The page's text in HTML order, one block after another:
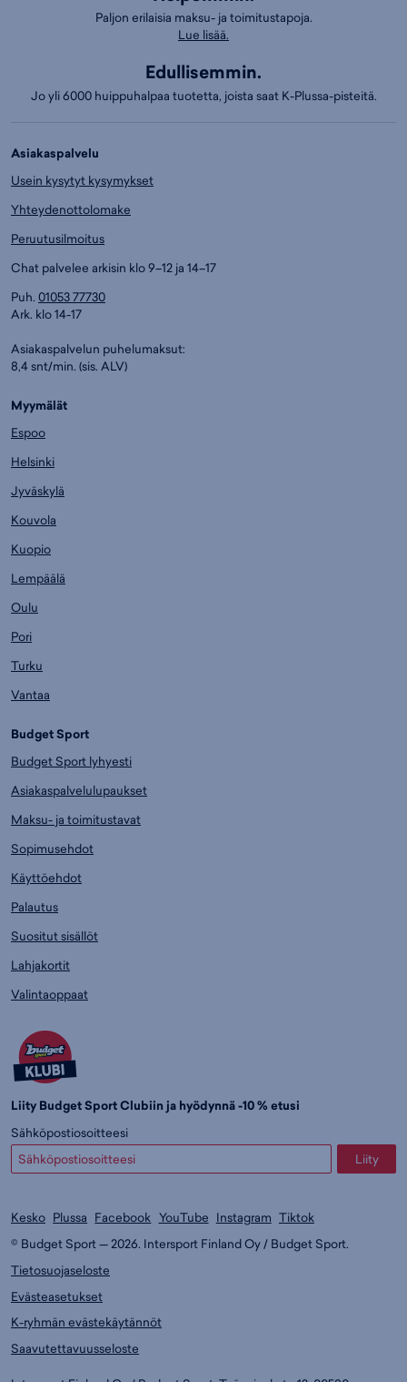
Paljon erilaisia maksu- ja toimitustapoja.
Lue lisää.
Edullisemmin.
Jo yli 6000 huippuhalpaa tuotetta, joista saat K-Plussa-pisteitä.
Asiakaspalvelu
Usein kysytyt kysymykset
Yhteydenottolomake
Peruutusilmoitus
Chat palvelee arkisin klo 9–12 ja 14–17
Puh. 01053 77730
Ark. klo 14-17
Asiakaspalvelun puhelumaksut:
8,4 snt/min. (sis. ALV)
Myymälät
Espoo
Helsinki
Jyväskylä
Kouvola
Kuopio
Lempäälä
Oulu
Pori
Turku
Vantaa
Budget Sport
Budget Sport lyhyesti
Asiakaspalvelulupaukset
Maksu- ja toimitustavat
Sopimusehdot
Käyttöehdot
Palautus
Suositut sisällöt
Lahjakortit
Valintaoppaat
Liity Budget Sport Clubiin ja hyödynnä -10 % etusi
Sähköpostiosoitteesi
Liity
Kesko Plussa Facebook YouTube Instagram Tiktok
© Budget Sport — 2026. Intersport Finland Oy / Budget Sport.
Tietosuojaseloste
Evästeasetukset
K-ryhmän evästekäytännöt
Saavutettavuusseloste